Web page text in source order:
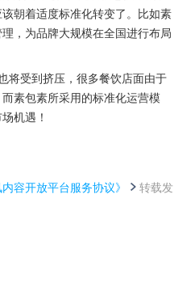
朝着适度标准化转变了。比如素
，为品牌大规模在全国进行布局
将受到挤压，很多餐饮店面由于
素包素所采用的标准化运营模
机遇！
内容开放平台服务协议》
转载发